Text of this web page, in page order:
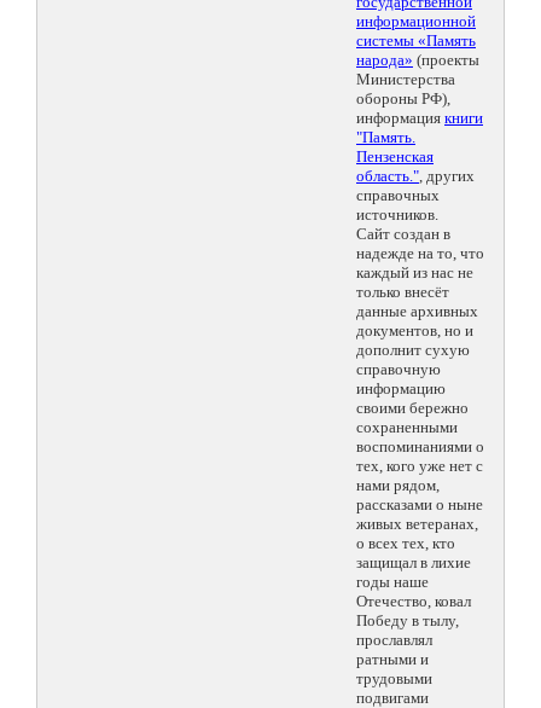
информационной
системы «Память
народа» (проекты
Министерства
обороны РФ),
информация книги
"Память.
Пензенская
область.", других
справочных
источников.
Сайт создан в
надежде на то, что
каждый из нас не
только внесёт
данные архивных
документов, но и
дополнит сухую
справочную
информацию
своими бережно
сохраненными
воспоминаниями о
тех, кого уже нет с
нами рядом,
рассказами о ныне
живых ветеранах,
о всех тех, кто
защищал в лихие
годы наше
Отечество, ковал
Победу в тылу,
прославлял
ратными и
трудовыми
подвигами